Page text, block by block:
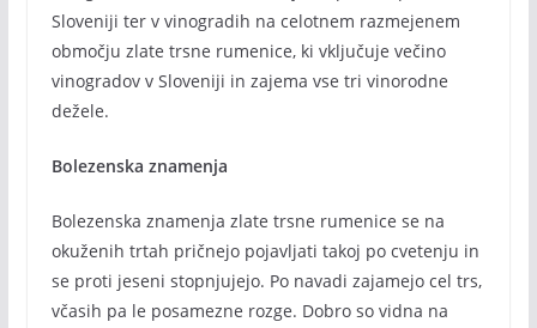
Sloveniji ter v vinogradih na celotnem razmejenem
območju zlate trsne rumenice, ki vključuje večino
vinogradov v Sloveniji in zajema vse tri vinorodne
dežele.
Bolezenska znamenja
Bolezenska znamenja zlate trsne rumenice se na
okuženih trtah pričnejo pojavljati takoj po cvetenju in
se proti jeseni stopnjujejo. Po navadi zajamejo cel trs,
včasih pa le posamezne rozge. Dobro so vidna na